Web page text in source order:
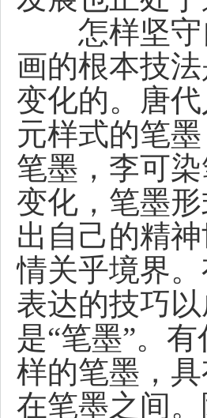
怎样坚守
画的根本技
变化的。唐
元样式的笔
笔墨，李可
变化，笔墨
出自己的精
情关乎境界
表达的技巧
是“笔墨”。
样的笔墨，
在笔墨之间